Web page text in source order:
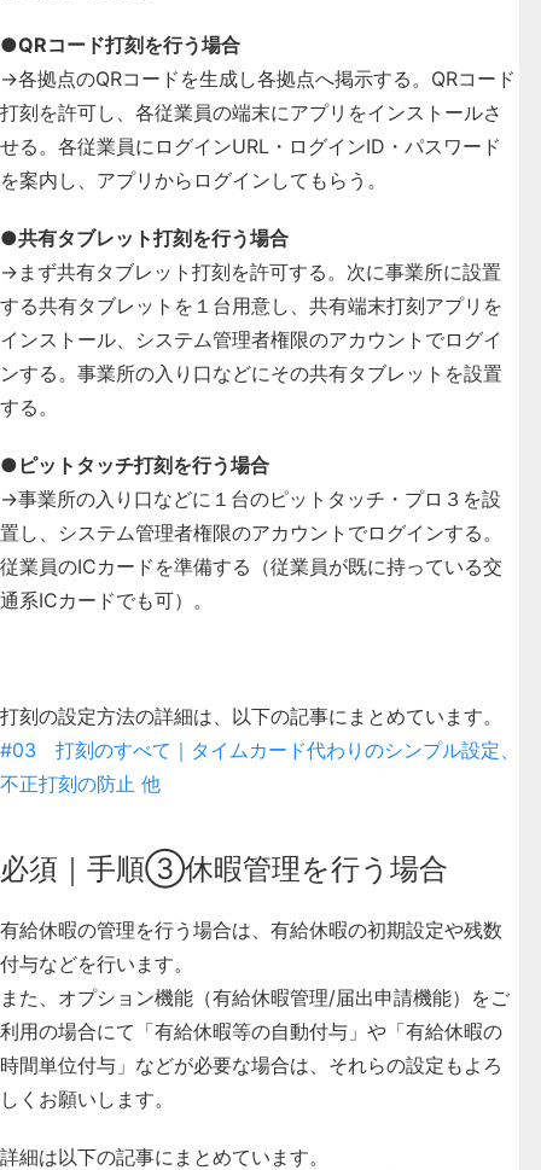
●QRコード打刻を行う場合
→各拠点のQRコードを生成し各拠点へ掲示する。QRコード
打刻を許可し、各従業員の端末にアプリをインストールさ
せる。各従業員にログインURL・ログインID・パスワード
を案内し、アプリからログインしてもらう。
●共有タブレット打刻を行う場合
→まず共有タブレット打刻を許可する。次に事業所に設置
する共有タブレットを１台用意し、共有端末打刻アプリを
インストール、システム管理者権限のアカウントでログイ
ンする。事業所の入り口などにその共有タブレットを設置
する。
●ピットタッチ打刻を行う場合
→事業所の入り口などに１台のピットタッチ・プロ３を設
置し、システム管理者権限のアカウントでログインする。
従業員のICカードを準備する（従業員が既に持っている交
通系ICカードでも可）。
打刻の設定方法の詳細は、以下の記事にまとめています。
#03 打刻のすべて｜タイムカード代わりのシンプル設定、
不正打刻の防止 他
必須｜手順③休暇管理を行う場合
有給休暇の管理を行う場合は、有給休暇の初期設定や残数
付与などを行います。
また、オプション機能（有給休暇管理/届出申請機能）をご
利用の場合にて「有給休暇等の自動付与」や「有給休暇の
時間単位付与」などが必要な場合は、それらの設定もよろ
しくお願いします。
詳細は以下の記事にまとめています。